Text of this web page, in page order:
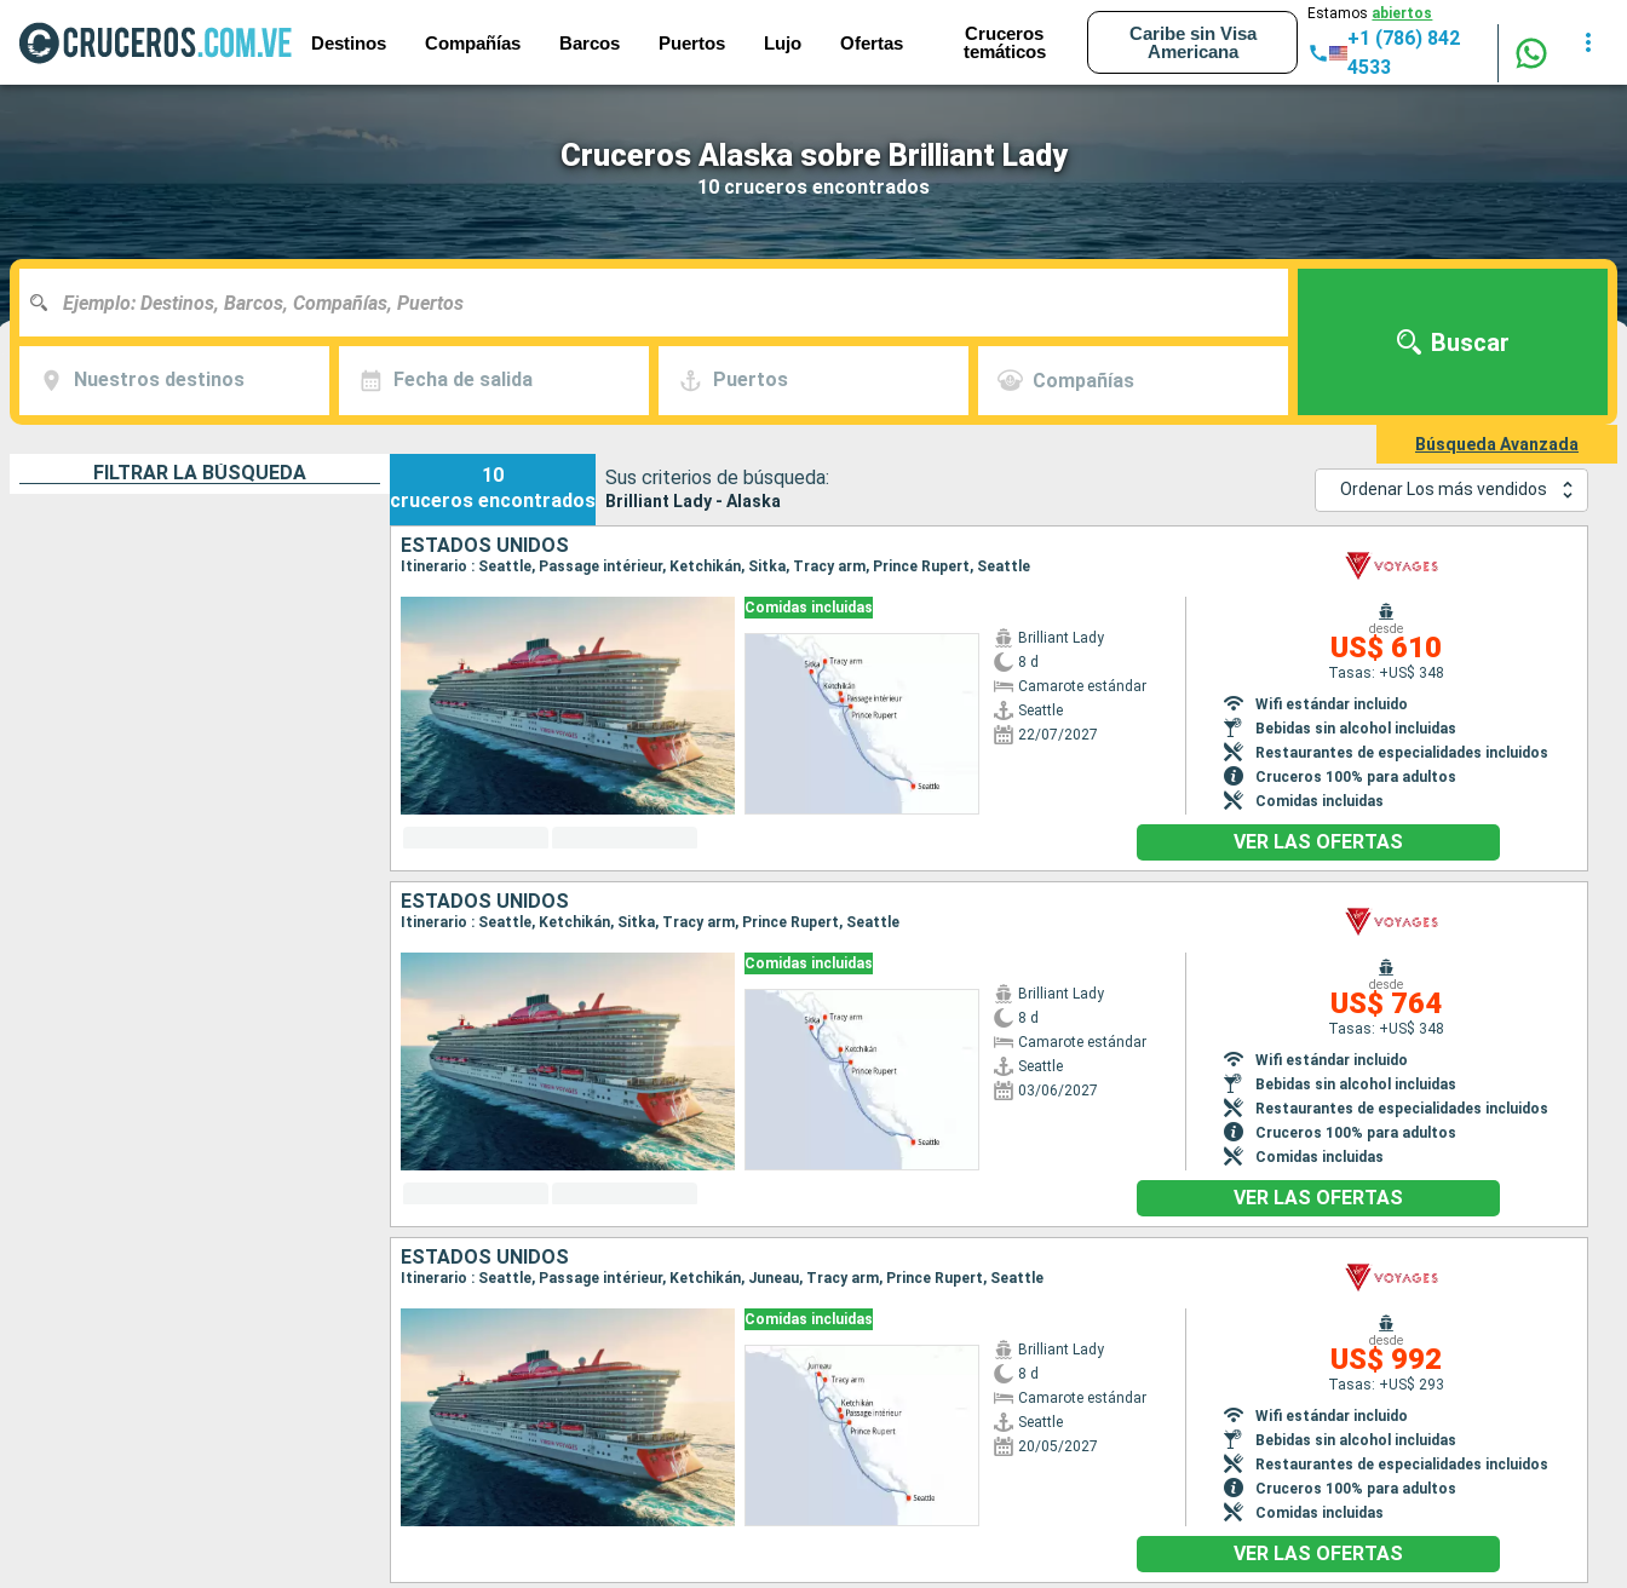
Destinos Compañías Barcos Puertos Lujo Ofertas
Cruceros
temáticos
Caribe sin Visa
Americana
Estamos abiertos
+1 (786) 842
4533
Cruceros Alaska sobre Brilliant Lady
10 cruceros encontrados
Nuestros destinos Fecha de salida Puertos Compañías
Buscar
Búsqueda Avanzada
FILTRAR LA BÚSQUEDA
10
cruceros encontrados
Sus criterios de búsqueda:
Brilliant Lady - Alaska
Ordenar Los más vendidos
ESTADOS UNIDOS
Itinerario : Seattle, Passage intérieur, Ketchikán, Sitka, Tracy arm, Prince Rupert, Seattle
Comidas incluidas
Brilliant Lady
8 d
Camarote estándar
Seattle
22/07/2027
desde
US$ 610
Tasas: +US$ 348
Wifi estándar incluido
Bebidas sin alcohol incluidas
Restaurantes de especialidades incluidos
Cruceros 100% para adultos
Comidas incluidas
VER LAS OFERTAS
ESTADOS UNIDOS
Itinerario : Seattle, Ketchikán, Sitka, Tracy arm, Prince Rupert, Seattle
Comidas incluidas
Brilliant Lady
8 d
Camarote estándar
Seattle
03/06/2027
desde
US$ 764
Tasas: +US$ 348
Wifi estándar incluido
Bebidas sin alcohol incluidas
Restaurantes de especialidades incluidos
Cruceros 100% para adultos
Comidas incluidas
VER LAS OFERTAS
ESTADOS UNIDOS
Itinerario : Seattle, Passage intérieur, Ketchikán, Juneau, Tracy arm, Prince Rupert, Seattle
Comidas incluidas
Brilliant Lady
8 d
Camarote estándar
Seattle
20/05/2027
desde
US$ 992
Tasas: +US$ 293
Wifi estándar incluido
Bebidas sin alcohol incluidas
Restaurantes de especialidades incluidos
Cruceros 100% para adultos
Comidas incluidas
VER LAS OFERTAS